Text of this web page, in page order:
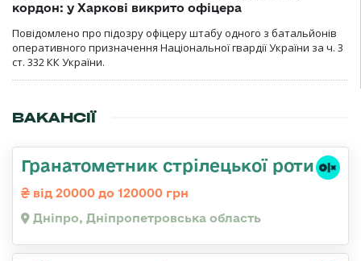
кордон: у Харкові викрито офіцера
Повідомлено про підозру офіцеру штабу одного з батальйонів
оперативного призначення Національної гвардії України за ч. 3
ст. 332 КК України.
ВАКАНСІЇ
Гранатометник стрілецької роти
від 20000 до 120000 грн
Дніпро, Дніпропетровська область